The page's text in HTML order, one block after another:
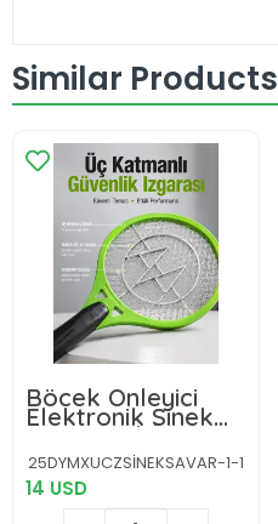
Similar Products
Böcek Önleyici
Elektronik Sinek
Öldürücü | Üç
Katmanlı Güvenlik
Izgarası Yeni Nesil
25DYMXUCZSİNEKSAVAR-1-1
14 USD